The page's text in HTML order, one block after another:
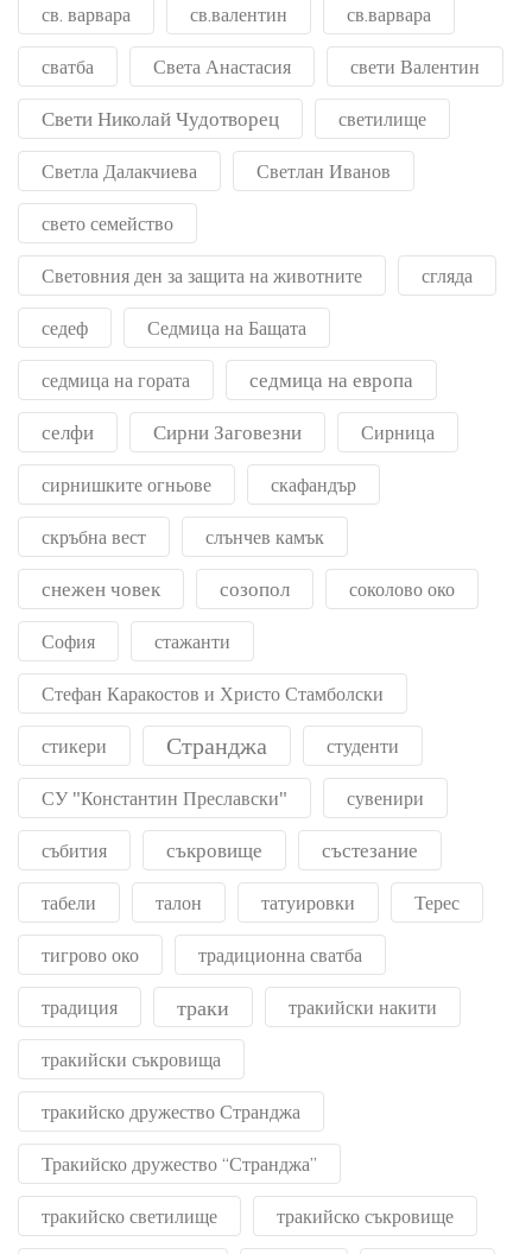
св. варвара св.валентин св.варвара
сватба Света Анастасия свети Валентин
Свети Николай Чудотворец светилище
Светла Далакчиева Светлан Иванов
свето семейство
Световния ден за защита на животните сгляда
седеф Седмица на Бащата
седмица на гората седмица на европа
селфи Сирни Заговезни Сирница
сирнишките огньове скафандър
скръбна вест слънчев камък
снежен човек созопол соколово око
София стажанти
Стефан Каракостов и Христо Стамболски
стикери Странджа студенти
СУ "Константин Преславски" сувенири
събития съкровище състезание
табели талон татуировки Терес
тигрово око традиционна сватба
традиция траки тракийски накити
тракийски съкровища
тракийско дружество Странджа
Тракийско дружество “Странджа”
тракийско светилище тракийско съкровище